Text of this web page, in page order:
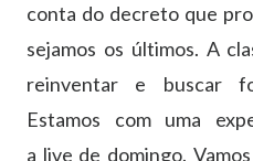
conta do decreto que
sejamos os últimos. A
reinventar e buscar
Estamos com uma
a live de domingo.